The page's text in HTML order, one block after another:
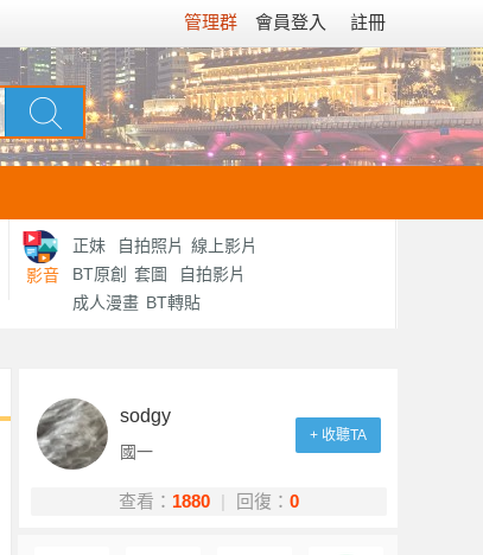
管理群 會員登入 註冊
影音
正妹 自拍照片 線上影片
BT原創
套圖
自拍影片
成人漫畫 BT轉貼
sodgy
國一
+ 收聽TA
查看： 1880 | 回復： 0